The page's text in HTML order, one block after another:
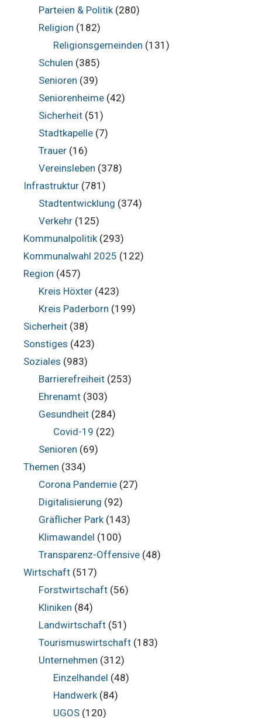
Parteien & Politik(280)
Religion (182)
Religionsgemeinden (131)
Schulen (385)
Senioren (39)
Seniorenheime(42)
Sicherheit(51)
Stadtkapelle(7)
Trauer(16)
Vereinsleben (378)
Infrastruktur (781)
Stadtentwicklung (374)
Verkehr(125)
Kommunalpolitik (293)
Kommunalwahl 2025 (122)
Region (457)
Kreis Höxter(423)
Kreis Paderborn (199)
Sicherheit (38)
Sonstiges (423)
Soziales (983)
Barrierefreiheit(253)
Ehrenamt(303)
Gesundheit(284)
Covid-19 (22)
Senioren (69)
Themen (334)
Corona Pandemie(27)
Digitalisierung (92)
Gräflicher Park(143)
Klimawandel (100)
Transparenz-Offensive(48)
Wirtschaft (517)
Forstwirtschaft(56)
Kliniken (84)
Landwirtschaft(51)
Tourismuswirtschaft(183)
Unternehmen (312)
Einzelhandel (48)
Handwerk (84)
UGOS (120)